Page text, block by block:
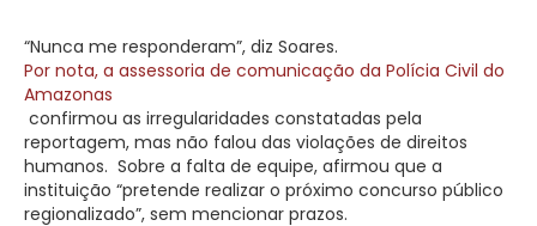
“Nunca me responderam”, diz Soares.
Por nota, a assessoria de comunicação da Polícia Civil do
Amazonas
confirmou as irregularidades constatadas pela
reportagem, mas não falou das violações de direitos
humanos. Sobre a falta de equipe, afirmou que a
instituição “pretende realizar o próximo concurso público
regionalizado”, sem mencionar prazos.